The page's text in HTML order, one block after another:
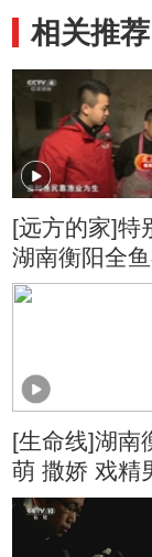
相关推荐
[远方的家]特
湖南衡阳全
[生命线]湖南
萌 撒娇 戏精
演进行到底